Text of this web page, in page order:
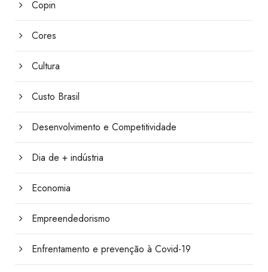
Copin
Cores
Cultura
Custo Brasil
Desenvolvimento e Competitividade
Dia de + indústria
Economia
Empreendedorismo
Enfrentamento e prevenção à Covid-19